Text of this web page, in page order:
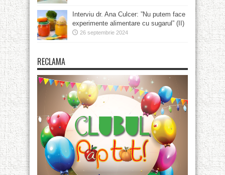
Interviu dr. Ana Culcer: ”Nu putem face
experimente alimentare cu sugarul” (II)
26 septembrie 2024
RECLAMA